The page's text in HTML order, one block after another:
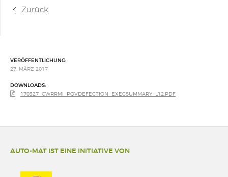
Zurück
VERÖFFENTLICHUNG:
27. MÄRZ 2017
DOWNLOADS:
170327_CWRRMI_POVDEFECTION_EXECSUMMARY_L12.PDF
AUTO-MAT IST EINE INITIATIVE VON